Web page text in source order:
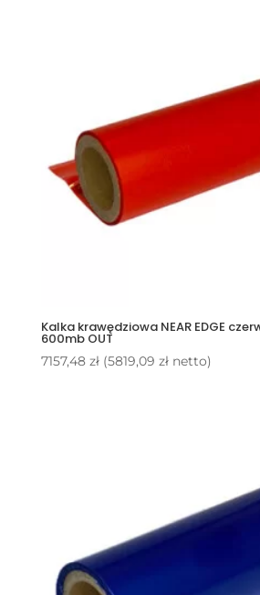
Kalka krawędziowa NEAR EDGE
600mb OUT
7157,48 zł (5819,09 złnetto)